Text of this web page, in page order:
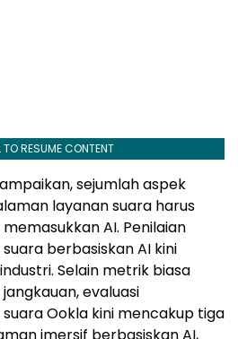
RESUME CONTENT
sejumlah aspek
layanan suara harus
AI. Penilaian
berbasiskan AI kini
Selain metrik biasa
evaluasi
Ookla kini mencakup tiga
imersif berbasiskan AI,